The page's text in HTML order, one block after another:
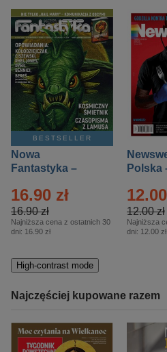
BESTSELLER
Nowa
Fantastyka –
16.90 zł
16.90 zł
Najniższa cena z ostatnich 30
dni: 16.90 zł
Polska
12.00 zł
Najniższa
dni: 12.00 zł
High-contrast mode
Najczęściej kupowane razem